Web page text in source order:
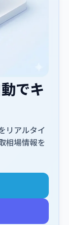
でキ
リアルタイ
相場情報を